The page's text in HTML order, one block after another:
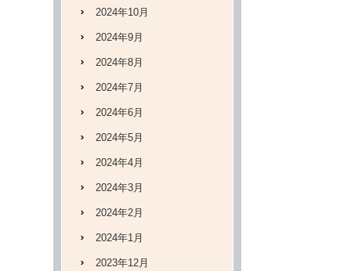
2024年10月
2024年9月
2024年8月
2024年7月
2024年6月
2024年5月
2024年4月
2024年3月
2024年2月
2024年1月
2023年12月